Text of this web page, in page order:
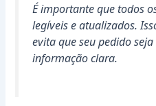
É importante que todos
legíveis e atualizados.
evita que seu pedido
informação clara.